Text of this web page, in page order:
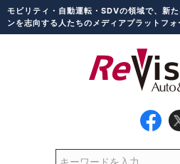
モビリティ・自動運転・SDVの領域で、新
ンを志向する人たちのメディアプラットフォ